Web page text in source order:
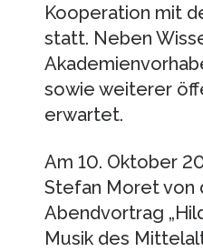
Kooperation mit
statt. Neben
sowie weiterer
erwartet.
Am 10. Oktober
Stefan Moret von
Abendvortrag
Musik des